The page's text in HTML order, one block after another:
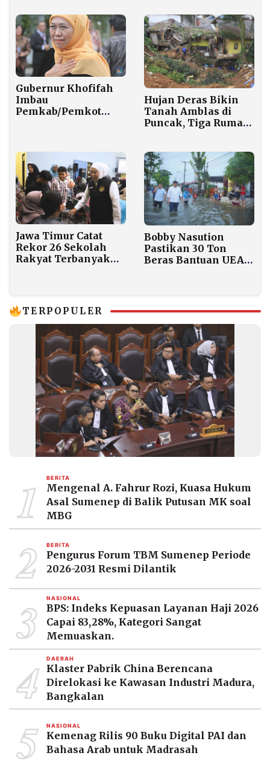
Gembok Keraton
Surakarta
Gubernur Khofifah
Imbau
Pemkab/Pemkot
Doa Bersama
Hujan Deras Bikin
Tanah Amblas di
Puncak, Tiga Rumah
Jawa Timur Catat
Rekor 26 Sekolah
Rakyat Terbanyak
Bobby Nasution
Pastikan 30 Ton
Beras Bantuan UEA
TERPOPULER
1 BERITA
Mengenal A. Fahrur Rozi, Kuasa Hukum
Asal Sumenep di Balik Putusan MK soal
MBG
2 BERITA
Pengurus Forum TBM Sumenep Periode
2026-2031 Resmi Dilantik
3 NASIONAL
BPS: Indeks Kepuasan Layanan Haji 2026
Capai 83,28%, Kategori Sangat
Memuaskan.
4 DAERAH
Klaster Pabrik China Berencana
Direlokasi ke Kawasan Industri Madura,
Bangkalan
5 NASIONAL
Kemenag Rilis 90 Buku Digital PAI dan
Bahasa Arab untuk Madrasah